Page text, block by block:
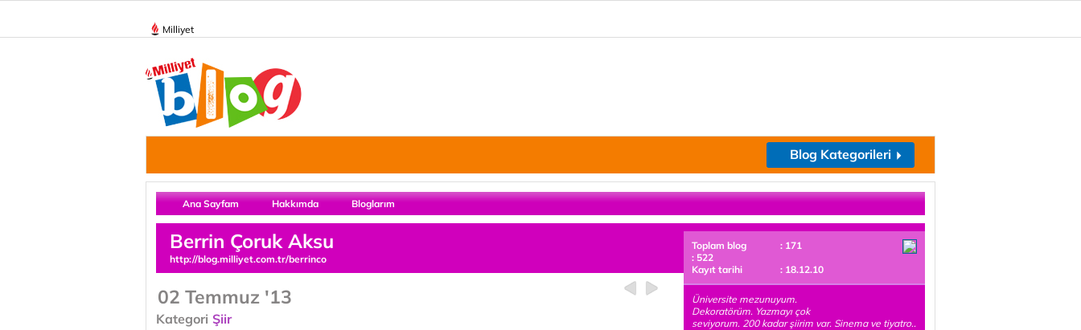
Milliyet
Blog Kategorileri
Ana Sayfam Hakkımda Bloglarım
Berrin Çoruk Aksu
http://blog.milliyet.com.tr/berrinco
02 Temmuz '13
Kategori Şiir
Toplam blog
: 171
: 522
Kayıt tarihi
: 18.12.10
Üniversite mezunuyum.
Dekoratörüm. Yazmayı çok
seviyorum. 200 kadar şiirim var. Sinema ve tiyatro..